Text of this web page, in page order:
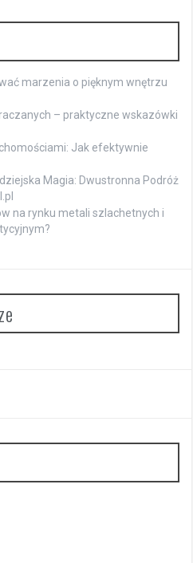
marzenia o pięknym wnętrzu
– praktyczne wskazówki
Jak efektywnie
Magia: Dwustronna Podróż
na rynku metali szlachetnych i